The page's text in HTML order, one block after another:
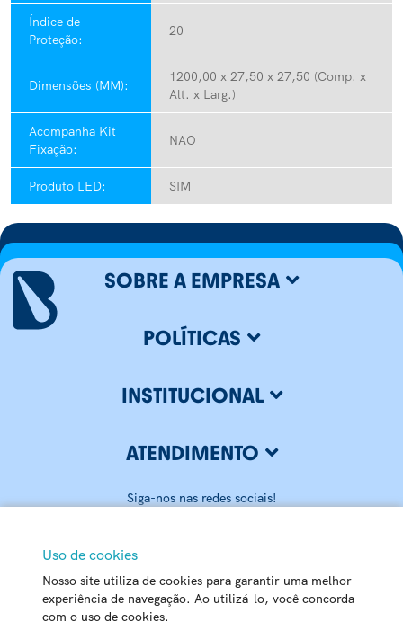
Índice de
Proteção:
20
Dimensões (MM):
1200,00 x 27,50 x 27,50 (Comp. x
Alt. x Larg.)
Acompanha Kit
Fixação:
NAO
Produto LED: SIM
SOBRE A EMPRESA
POLÍTICAS
INSTITUCIONAL
ATENDIMENTO
Siga-nos nas redes sociais!
BLUMENAU ILUMINAÇÃO LTDA
CNPJ: 79.416.459/0001-20
Uso de cookies
Nosso site utiliza de cookies para garantir uma melhor
experiência de navegação. Ao utilizá-lo, você concorda
com o uso de cookies.